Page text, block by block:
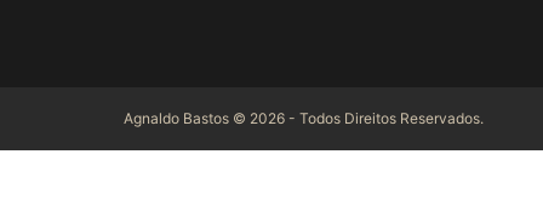
Agnaldo Bastos © 2026 - Todos Direitos Reservados.